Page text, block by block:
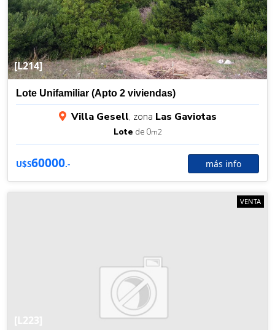
[L214]
Lote Unifamiliar (Apto 2 viviendas)
Villa Gesell, zona Las Gaviotas
Lote de 0m2
U$S60000.- más info
VENTA